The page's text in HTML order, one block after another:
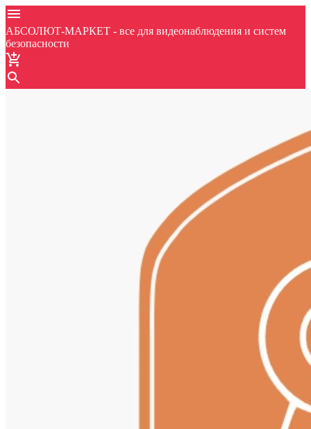
АБСОЛЮТ-МАРКЕТ - все для видеонаблюдения и систем
безопасности